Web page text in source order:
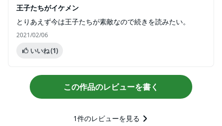
王子たちがイケメン
とりあえず今は王子たちが素敵なので続きを読みたい。
2021/02/06
いいね(1)
この作品のレビューを書く
1件のレビューを見る